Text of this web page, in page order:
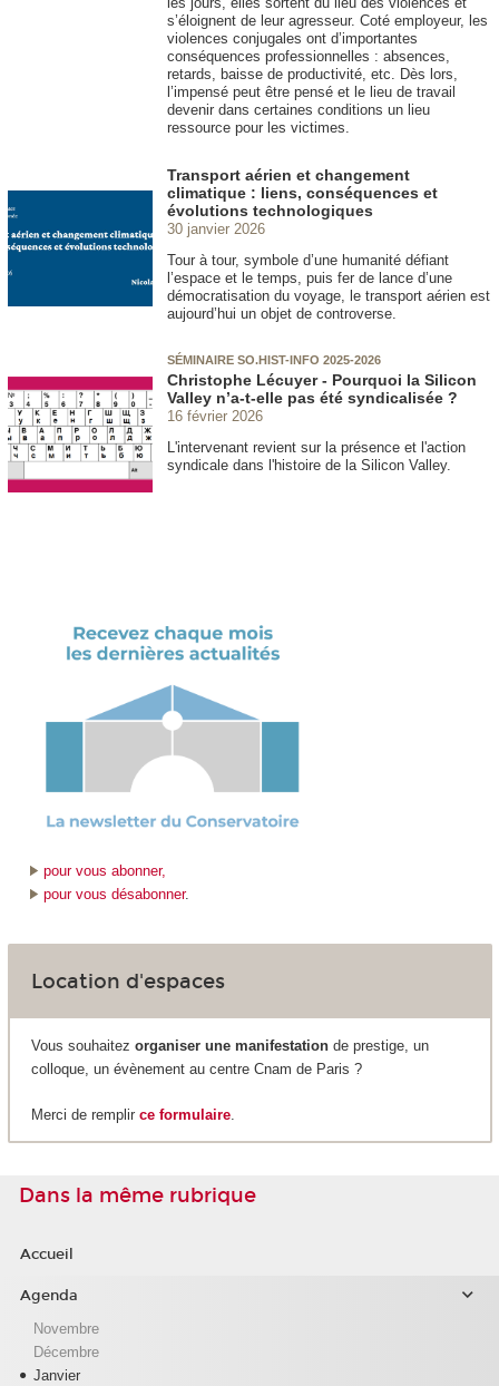
s’éloignent de leur agresseur. Coté employeur, les
violences conjugales ont d’importantes
conséquences professionnelles : absences,
retards, baisse de productivité, etc. Dès lors,
l’impensé peut être pensé et le lieu de travail
devenir dans certaines conditions un lieu
ressource pour les victimes.
Transport aérien et changement
climatique : liens, conséquences et
évolutions technologiques
30 janvier 2026
Tour à tour, symbole d’une humanité défiant
l’espace et le temps, puis fer de lance d’une
démocratisation du voyage, le transport aérien est
aujourd’hui un objet de controverse.
SÉMINAIRE SO.HIST-INFO 2025-2026
Christophe Lécuyer - Pourquoi la Silicon
Valley n’a-t-elle pas été syndicalisée ?
16 février 2026
L'intervenant revient sur la présence et l'action
syndicale dans l'histoire de la Silicon Valley.
pour vous abonner,
pour vous désabonner.
Location d'espaces
Vous souhaitez organiser une manifestationde prestige, un
colloque, un évènement au centre Cnam de Paris ?
Merci de remplir ce formulaire.
Dans la même rubrique
Accueil
Agenda
Novembre
Décembre
Janvier